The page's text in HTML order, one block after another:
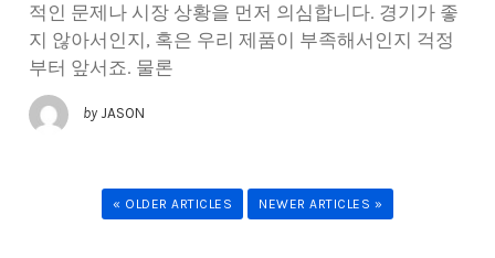
적인 문제나 시장 상황을 먼저 의심합니다. 경기가 좋
지 않아서인지, 혹은 우리 제품이 부족해서인지 걱정
부터 앞서죠. 물론
by JASON
« OLDER ARTICLES NEWER ARTICLES »